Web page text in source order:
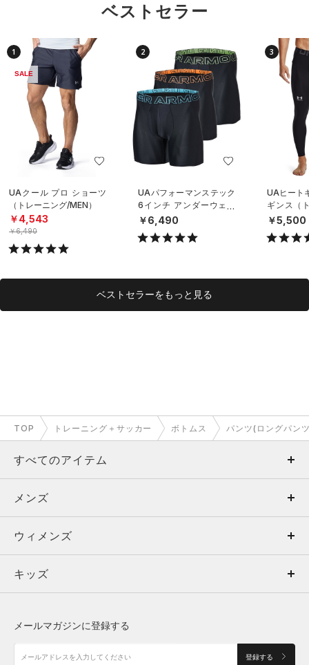
ベストセラー
1
SALE
UAクール プロ ショーツ
（トレーニング/MEN）
￥4,543
￥6,490
2
UAパフォーマンステック
6インチ アンダーウェア
（3枚セット）（トレーニ
ング/MEN）
￥6,490
3
UAヒート
ギンス（
EN）
￥5,500
ベストセラーをもっと見る
TOP トレーニング＋サッカー ボトムス パンツ(ロングパン
すべてのアイテム
メンズ
ウィメンズ
キッズ
アクセサリー
メンズ
トップス
ボトムス
アクセサリー
ウィメンズ
トップス
シューズ
キッズ
メールマガジンに登録する
登録する